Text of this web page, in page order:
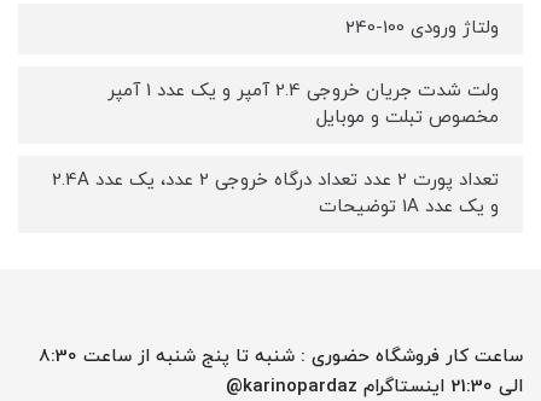
ولتاژ ورودی 100-240
ولت شدت جریان خروجی 2.4 آمپر و یک عدد 1 آمپر
مخصوص تبلت و موبایل
تعداد پورت 2 عدد تعداد درگاه خروجی 2 عدد، یک عدد 2.4A
و یک عدد 1A توضیحات
ساعت کار فروشگاه حضوری : شنبه تا پنج شنبه از ساعت 8:30
الی 21:30 اینستاگرام karinopardaz@